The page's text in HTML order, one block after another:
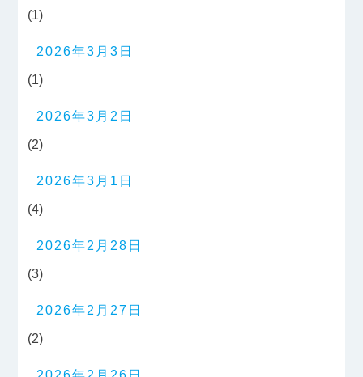
(1)
2026年3月3日
(1)
2026年3月2日
(2)
2026年3月1日
(4)
2026年2月28日
(3)
2026年2月27日
(2)